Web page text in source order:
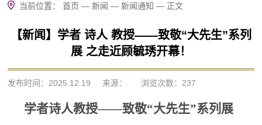
当前位置：首页 —新闻 —新闻通知 — 正文
【新闻】学者 诗人 教授——致敬“大先生”系列
展 之走近顾毓琇开幕！
发布时间：2025.12.19 来源： 浏览次数： 237
学者诗人教授——致敬“大先生”系列展